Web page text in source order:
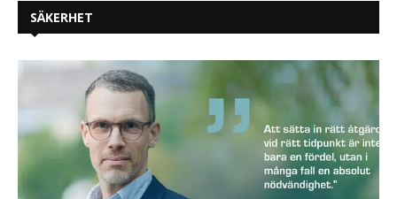
SÄKERHET